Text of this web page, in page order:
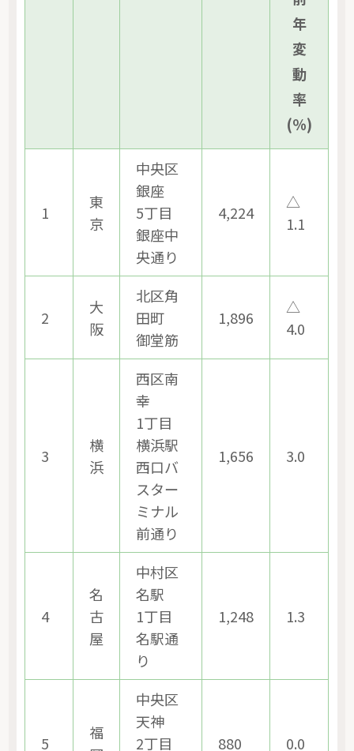
年
変
動
率
(％)
1
東
京
中央区
銀座
5丁目
銀座中
央通り
4,224
△
1.1
2
大
阪
北区角
田町
御堂筋
1,896
△
4.0
3
横
浜
西区南
幸
1丁目
横浜駅
西口バ
スター
ミナル
前通り
1,656 3.0
4
名
古
屋
中村区
名駅
1丁目
名駅通
り
1,248 1.3
5
福
中央区
天神
2丁目
880 0.0